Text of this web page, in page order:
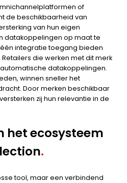
of
de beschikbaarheid van
van hun eigen
datakoppelingen op maat te
integratie toegang bieden
die werken met dit merk
datakoppelingen.
winnen sneller het
Door merken beschikbaar
zij hun relevantie in de
het ecosysteem
.
tool, maar een verbindend